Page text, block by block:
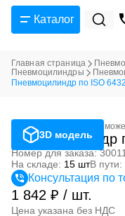
Каталог
Главная страница
Пневмоцилиндры
Пневмоцилиндр по ISO
3D модель
Фотография
Пневмоцилиндр
Номер для заказа:
На складе: 15 штВ пути:
Консультация по
1 842 ₽ / шт.
Цена указана без НДС